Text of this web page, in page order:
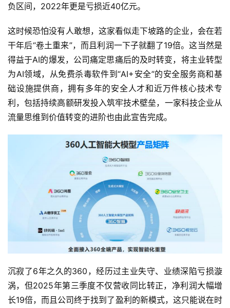
负区间，2022年更是亏损近40亿元。
这时候恐怕没有人敢想，这家看似走下坡路的企业，会在若
干年后“卷土重来”，而且利润一下子就翻了19倍。这当然是
得益于AI的爆发，公司痛定思痛后的及时转变，将主业转型
为AI领域，从免费杀毒软件到“AI+安全”的安全服务商和基
础设施提供商，拥有多年的安全人才和近万件核心技术专
利，包括持续高额研发投入筑牢技术壁垒，一家科技企业从
流量思维到价值转变的进阶也由此宣告完成。
沉寂了6年之久的360，经历过主业失守、业绩深陷亏损漩
涡，但2025年第三季度不仅营收同比转正，净利润大幅增
长19倍，而且公司终于找到了盈利的新模式，这只能说在时